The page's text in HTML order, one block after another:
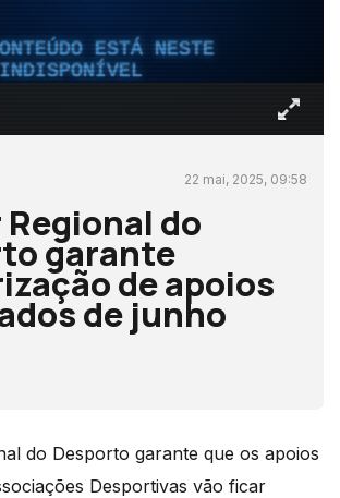
ESTÁ NESTE
INDISPONÍVEL
22 mai, 2025, 09:58
do
garante
de apoios
de junho
do Desporto garante que os apoios
Desportivas vão ficar